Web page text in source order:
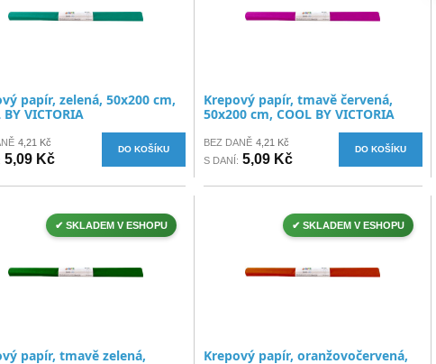
papír, zelená, 50x200 cm,
BY VICTORIA
4,21 Kč
5,09 Kč
DO KOŠÍKU
Krepový papír, tmavě červená,
50x200 cm, COOL BY VICTORIA
BEZ DANĚ 4,21 Kč
S DANÍ: 5,09 Kč
DO KOŠÍKU
✔ SKLADEM V ESHOPU
papír, tmavě zelená,
✔ SKLADEM V ESHOPU
Krepový papír, oranžovočervená,